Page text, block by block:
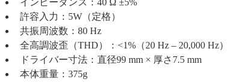
インピーダンス：40 Ω ±5%
許容入力：5W（定格）
共振周波数：80 Hz
全高調波歪（THD）：<1%（20 Hz – 20,000 Hz）
ドライバー寸法：直径99 mm × 厚さ7.5 mm
本体重量：375g